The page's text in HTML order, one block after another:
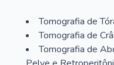
Tomografia de
Tomografia de
Tomografia de